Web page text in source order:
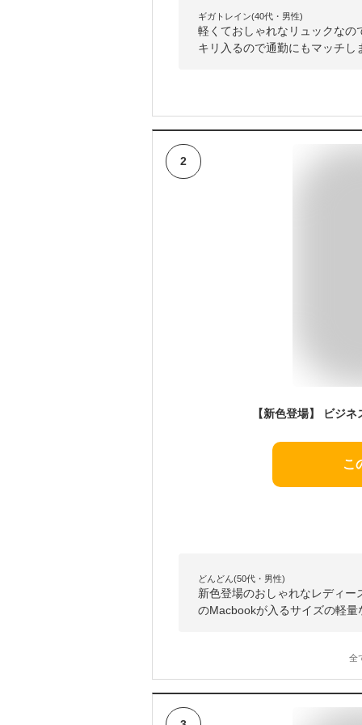
ギガトレイン(40代・男性)
軽くておしゃれなリュックなの
キリ入るので通勤にもマッチし
2
こ
どんどん(50代・男性)
新色登場のおしゃれなレディ
のMacbookが入るサイズの軽
全